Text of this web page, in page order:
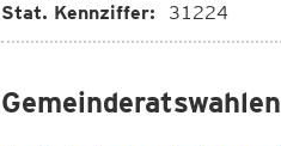
Stat. Kennziffer: 31224
Gemeinderatswahlen